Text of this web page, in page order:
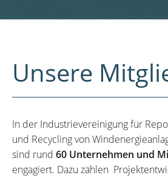
Unsere
In der Industrievereinigung für
und Recycling von
sind rund 60 Unternehmen und
engagiert. Dazu zählen